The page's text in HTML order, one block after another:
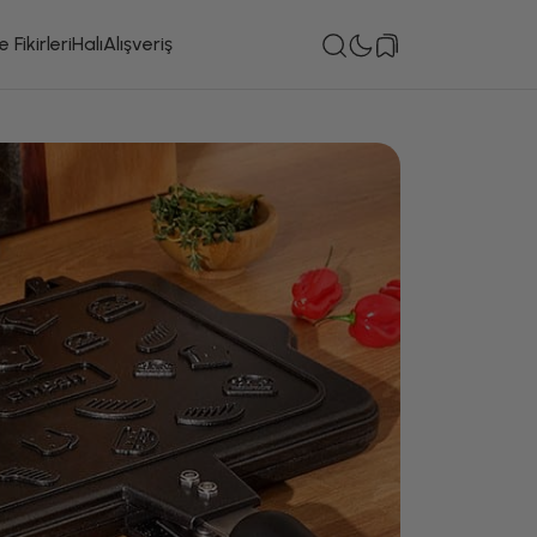
FikirleriHalıAlışveriş